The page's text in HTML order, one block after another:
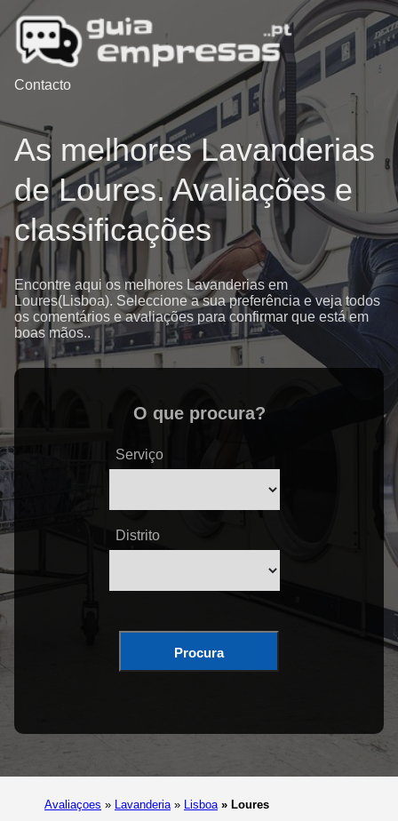
Contacto
As melhores Lavanderias
de Loures. Avaliações e
classificações
Encontre aqui os melhores Lavanderias em
Loures(Lisboa). Seleccione a sua preferência e veja todos
os comentários e avaliações para confirmar que está em
boas mãos..
O que procura?
Serviço
Distrito
Procura
Avaliaçoes » Lavanderia » Lisboa » Loures